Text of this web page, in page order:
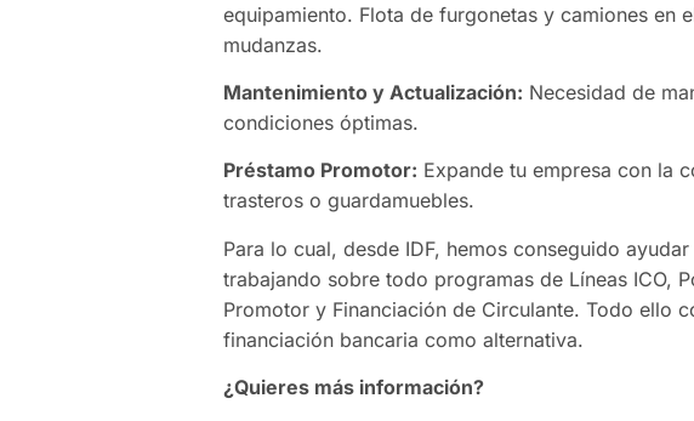
equipamiento. Flota de furgonetas y camiones en
mudanzas.
Mantenimiento y Actualización: Necesidad de
condiciones óptimas.
Préstamo Promotor: Expande tu empresa con la
trasteros o guardamuebles.
Para lo cual, desde IDF, hemos conseguido
trabajando sobre todo programas de Líneas ICO,
Promotor y Financiación de Circulante. Todo ello
financiación bancaria como alternativa.
¿Quieres más información?